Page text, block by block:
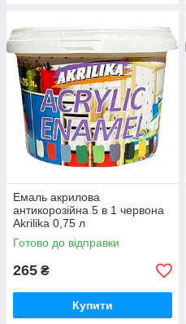
Емаль акрилова
антикорозійна 5 в 1 червона
Akrilika 0,75 л
Готово до відправки
265 ₴
Купити